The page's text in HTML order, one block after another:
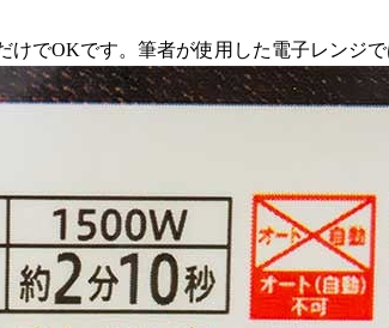
でOKです。筆者が使用した電子レンジ